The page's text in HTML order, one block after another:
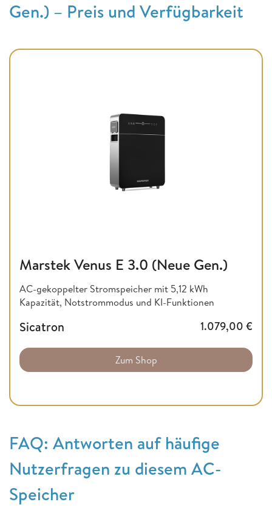
Gen.) – Preis und Verfügbarkeit
Marstek Venus E 3.0 (Neue Gen.)
AC-gekoppelter Stromspeicher mit 5,12 kWh
Kapazität, Notstrommodus und KI-Funktionen
Sicatron 1.079,00 €
Zum Shop
FAQ: Antworten auf häufige
Nutzerfragen zu diesem AC-
Speicher